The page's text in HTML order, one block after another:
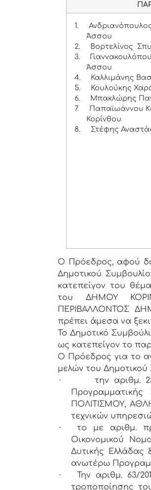
1.
Άσσου
2.
Βορτελίνος
3.
Άσσου
4.
Καλλιμάνης
5.
Κουλούκης
6.
Μπακλώρης
7.
Παπαϊωάννου
Κορίνθου
8.
Στέφης
Ο Πρόεδρος, αφού
Δημοτικού
κατεπείγον του
του ΔΗΜΟΥ
ΠΕΡΙΒΑΛΛΟΝΤΟΣ
πρέπει άμεσα να
Το Δημοτικό
ως κατεπείγον το
Ο Πρόεδρος για το
μελών του Δημοτικού
·
την αριθμ.
ΠΟΛΙΤΙΣΜΟΥ,
τεχνικών
·
το με αριθμ.
Οικονομικού
Δυτικής Ελλάδας
ανωτέρω
·
Την αριθμ. 63/
τροποποίησης